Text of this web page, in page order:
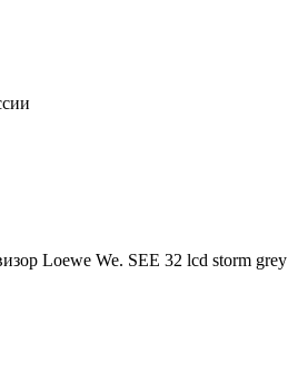
Loewe We. SEE 32 lcd storm grey